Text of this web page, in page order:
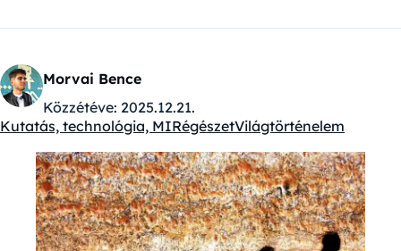
Morvai Bence
Közzétéve: 2025.12.21.
Kategóriák:
Kutatás, technológia, MIRégészetVilágtörténelem